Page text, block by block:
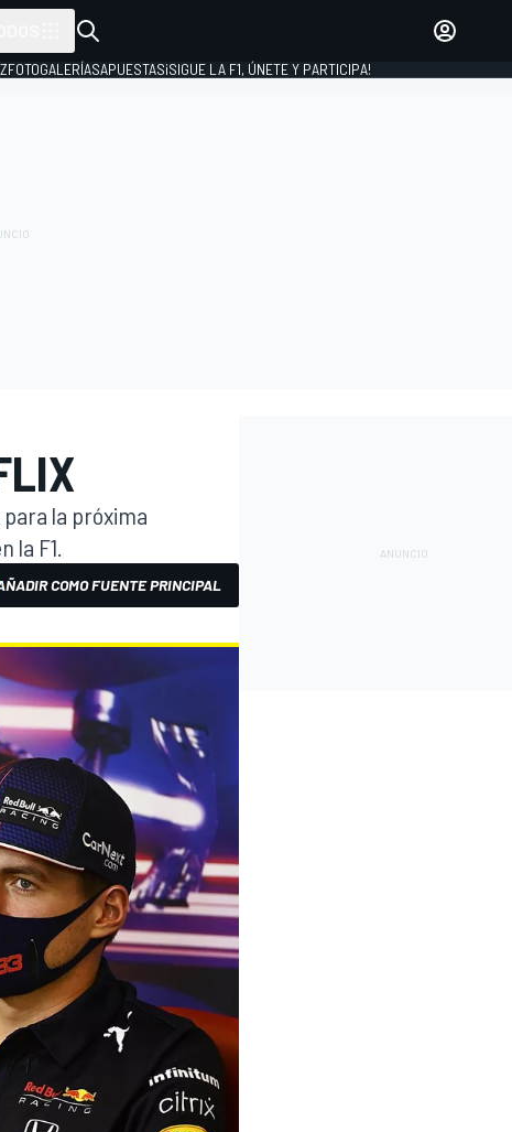
FOTOGALERÍASAPUESTAS¡SIGUE LA F1, ÚNETE Y PARTICIPA!
la próxima
la F1.
COMO FUENTE PRINCIPAL